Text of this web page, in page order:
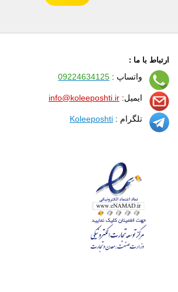
ارتباط با ما :
واتساپ : 09224634125
ایمیل: info@koleeposhti.ir
تلگرام : Koleeposhti